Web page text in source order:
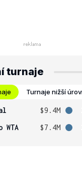
turnaje
Turnaje nižší
$9.4M
WTA
$7.4M